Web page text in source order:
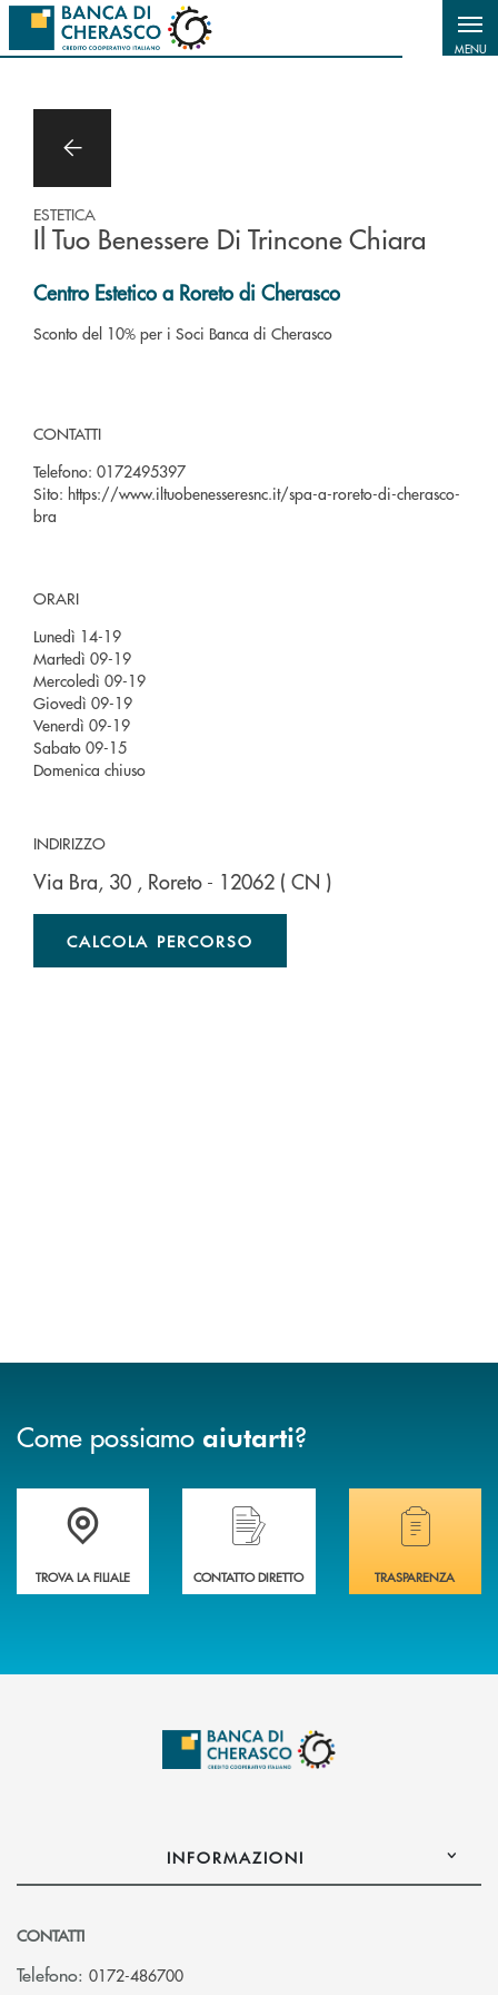
Salta al contenuto principale
MENU
ESTETICA
Il Tuo Benessere Di Trincone Chiara
Centro Estetico a Roreto di Cherasco
Sconto del 10% per i Soci Banca di Cherasco
CONTATTI
Telefono: 0172495397
Sito: https://www.iltuobenesseresnc.it/spa-a-roreto-di-cherasco-
bra
ORARI
Lunedì 14-19
Martedì 09-19
Mercoledì 09-19
Giovedì 09-19
Venerdì 09-19
Sabato 09-15
Domenica chiuso
INDIRIZZO
Via Bra, 30 , Roreto - 12062 ( CN )
CALCOLA PERCORSO
Come possiamo aiutarti?
Accedi all' elenco completo delle filiali .
TROVA LA FILIALE
Hai bisogno di assistenza immediata?
CONTATTO DIRETTO
Hai bisogno di
TRASPARENZA
INFORMAZIONI
CONTATTI
Telefono: 0172-486700